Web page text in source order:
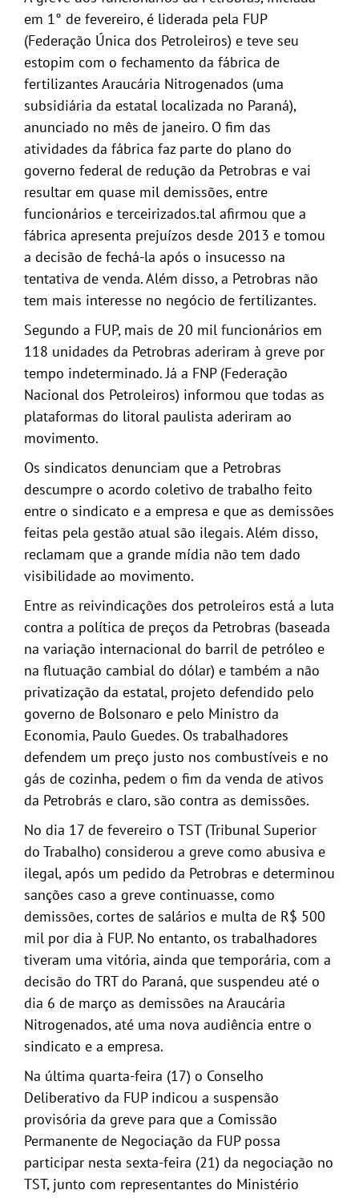
em 1° de fevereiro, é liderada pela FUP
(Federação Única dos Petroleiros) e teve seu
estopim com o fechamento da fábrica de
fertilizantes Araucária Nitrogenados (uma
subsidiária da estatal localizada no Paraná),
anunciado no mês de janeiro. O fim das
atividades da fábrica faz parte do plano do
governo federal de redução da Petrobras e vai
resultar em quase mil demissões, entre
funcionários e terceirizados.tal afirmou que a
fábrica apresenta prejuízos desde 2013 e tomou
a decisão de fechá-la após o insucesso na
tentativa de venda. Além disso, a Petrobras não
tem mais interesse no negócio de fertilizantes.
Segundo a FUP, mais de 20 mil funcionários em
118 unidades da Petrobras aderiram à greve por
tempo indeterminado. Já a FNP (Federação
Nacional dos Petroleiros) informou que todas as
plataformas do litoral paulista aderiram ao
movimento.
Os sindicatos denunciam que a Petrobras
descumpre o acordo coletivo de trabalho feito
entre o sindicato e a empresa e que as demissões
feitas pela gestão atual são ilegais. Além disso,
reclamam que a grande mídia não tem dado
visibilidade ao movimento.
Entre as reivindicações dos petroleiros está a luta
contra a política de preços da Petrobras (baseada
na variação internacional do barril de petróleo e
na flutuação cambial do dólar) e também a não
privatização da estatal, projeto defendido pelo
governo de Bolsonaro e pelo Ministro da
Economia, Paulo Guedes. Os trabalhadores
defendem um preço justo nos combustíveis e no
gás de cozinha, pedem o fim da venda de ativos
da Petrobrás e claro, são contra as demissões.
No dia 17 de fevereiro o TST (Tribunal Superior
do Trabalho) considerou a greve como abusiva e
ilegal, após um pedido da Petrobras e determinou
sanções caso a greve continuasse, como
demissões, cortes de salários e multa de R$ 500
mil por dia à FUP. No entanto, os trabalhadores
tiveram uma vitória, ainda que temporária, com a
decisão do TRT do Paraná, que suspendeu até o
dia 6 de março as demissões na Araucária
Nitrogenados, até uma nova audiência entre o
sindicato e a empresa.
Na última quarta-feira (17) o Conselho
Deliberativo da FUP indicou a suspensão
provisória da greve para que a Comissão
Permanente de Negociação da FUP possa
participar nesta sexta-feira (21) da negociação no
TST, junto com representantes do Ministério